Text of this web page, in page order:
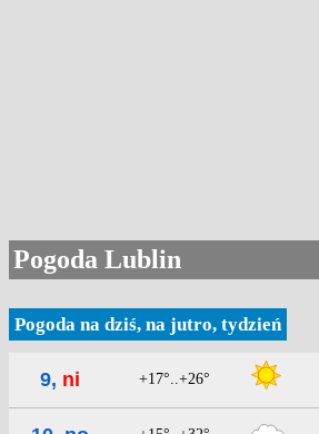
Pogoda Lublin
Pogoda na dziś, na jutro, tydzień
9, ni +17°..+26°